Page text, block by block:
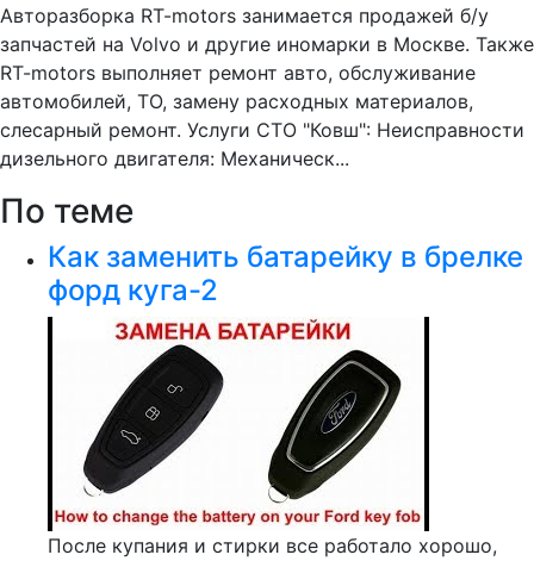
Авторазборка RT-motors занимается продажей б/у
запчастей на Volvo и другие иномарки в Москве. Также
RT-motors выполняет ремонт авто, обслуживание
автомобилей, ТО, замену расходных материалов,
слесарный ремонт. Услуги СТО "Ковш": Неисправности
дизельного двигателя: Механическ...
По теме
Как заменить батарейку в брелке
форд куга-2
После купания и стирки все работало хорошо,